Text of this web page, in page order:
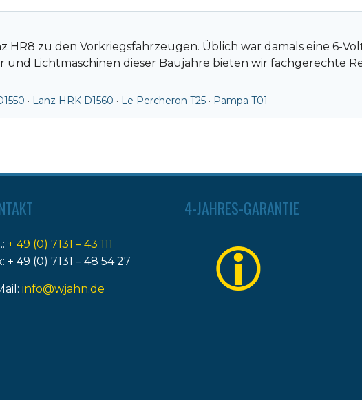
HR8 zu den Vorkriegsfahrzeugen. Üblich war damals eine 6-
und Lichtmaschinen dieser Baujahre bieten wir fachgerechte
· Lanz HRK D1560 · Le Percheron T25 · Pampa T01
+ 49 (0) 7131 – 43 111
+ 49 (0) 7131 – 48 54 27
info@wjahn.de
4-JAHRES-GARANTIE